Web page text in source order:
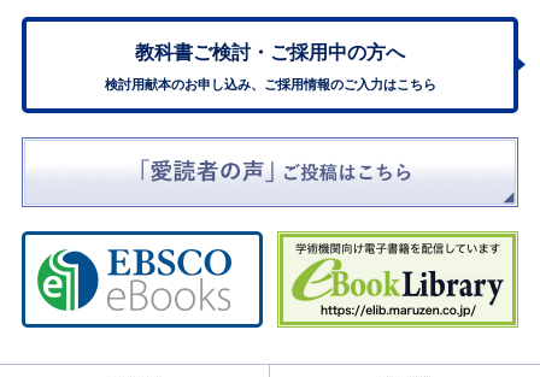
教科書ご検討・ ご採用中の方へ
検討用献本のお申し込み、ご採用情報のご入力はこちら